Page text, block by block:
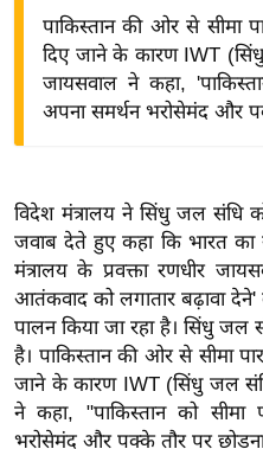
द्यो
त
वि
शे
ष
ज्ञ
रा
य
ब
पाकिस्तान की ओर से सीमा
दिए जाने के कारण IWT
जायसवाल ने कहा,
अपना समर्थन भरोसेमंद और
विदेश मंत्रालय ने सिंधु जल संधि
जवाब देते हुए कहा कि भारत
मंत्रालय के प्रवक्ता रणधीर
आतंकवाद को लगातार बढ़ावा
पालन किया जा रहा है। सिंधु
है। पाकिस्तान की ओर से सीमा
जाने के कारण IWT (सिंधु जल
ने कहा, "पाकिस्तान को
भरोसेमंद और पक्के तौर पर छोड़ना